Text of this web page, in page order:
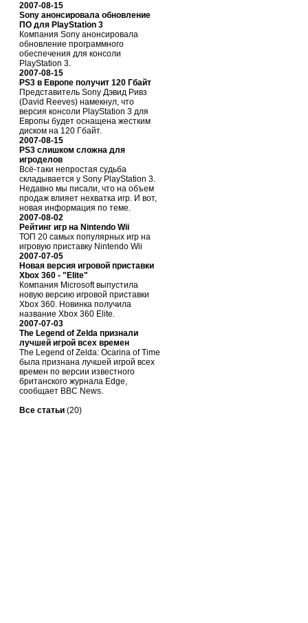
2007-08-15
Sony анонсировала обновление
ПО для PlayStation 3
Компания Sony анонсировала
обновление программного
обеспечения для консоли
PlayStation 3.
2007-08-15
PS3 в Европе получит 120 Гбайт
Представитель Sony Дэвид Ривз
(David Reeves) намекнул, что
версия консоли PlayStation 3 для
Европы будет оснащена жестким
диском на 120 Гбайт.
2007-08-15
PS3 слишком сложна для
игроделов
Всё-таки непростая судьба
складывается у Sony PlayStation 3.
Недавно мы писали, что на объем
продаж влияет нехватка игр. И вот,
новая информация по теме.
2007-08-02
Рейтинг игр на Nintendo Wii
ТОП 20 самых популярных игр на
игровую приставку Nintendo Wii
2007-07-05
Новая версия игровой приставки
Xbox 360 - "Elite"
Компания Microsoft выпустила
новую версию игровой приставки
Xbox 360. Новинка получила
название Xbox 360 Elite.
2007-07-03
The Legend of Zelda признали
лучшей игрой всех времен
The Legend of Zelda: Ocarina of Time
была признана лучшей игрой всех
времен по версии известного
британского журнала Edge,
сообщает BBC News.
Все статьи (20)